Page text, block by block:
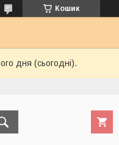
Кошик
дня (сьогодні).